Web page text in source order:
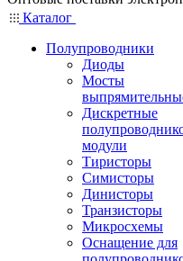
Каталог
Полупроводники
Диоды
Мосты
Дискретные
модули
Тиристоры
Симисторы
Динисторы
Транзисторы
Микросхемы
Оснащение для